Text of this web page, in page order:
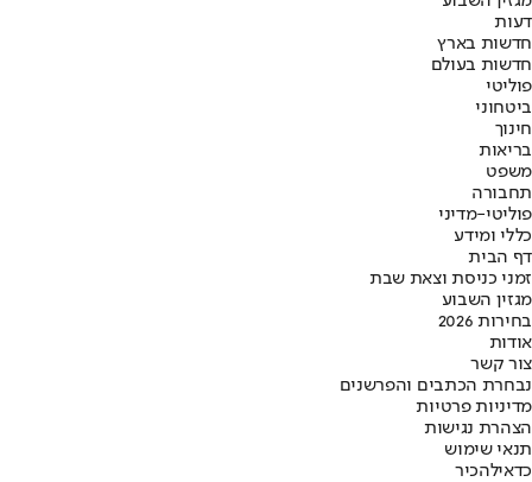
דעות
חדשות בארץ
חדשות בעולם
פוליטי
ביטחוני
חינוך
בריאות
משפט
תחבורה
פוליטי-מדיני
כללי ומידע
דף הבית
זמני כניסת וצאת שבת
מגזין השבוע
בחירות 2026
אודות
צור קשר
נבחרת הכתבים והפרשנים
מדיניות פרטיות
הצהרת נגישות
תנאי שימוש
כדאילהכיר